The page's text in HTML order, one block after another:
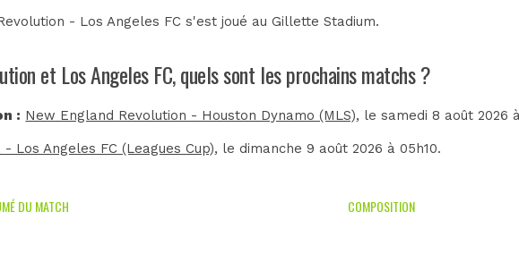
- Los Angeles FC s'est joué auGillette Stadium.
et Los Angeles FC, quels sont les prochains matchs ?
: New England Revolution - Houston Dynamo (MLS), le samedi 8 août 2026
- Los Angeles FC (Leagues Cup), le dimanche 9 août 2026 à 05h10.
DU MATCH COMPOSITION